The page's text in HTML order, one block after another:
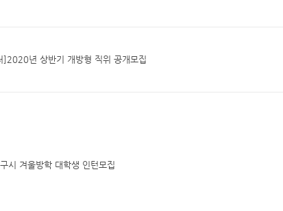
]2020년 상반기 개방형 직위 공개모집
시 겨울방학 대학생 인턴모집